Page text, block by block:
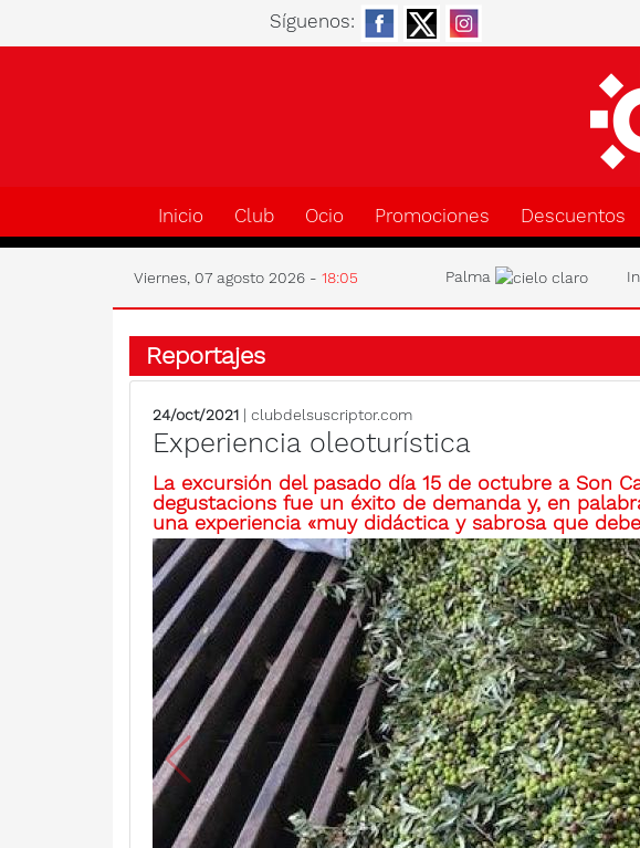
Síguenos:
Inicio Club Ocio Promociones Descuentos
Viernes, 07 agosto 2026 - 18:05 Palma
Reportajes
24/oct/2021 | clubdelsuscriptor.com
Experiencia oleoturística
La excursión del pasado día 15 de octubre a Son
degustacions fue un éxito de demanda y, en
una experiencia «muy didáctica y sabrosa que